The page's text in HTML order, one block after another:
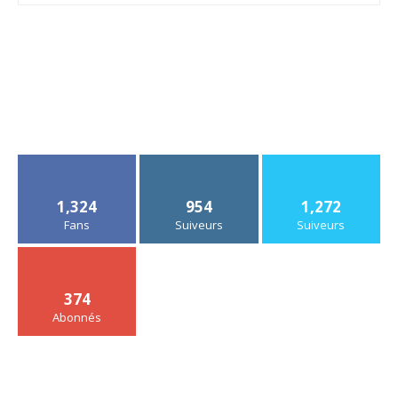
1,324
Fans
954
Suiveurs
1,272
Suiveurs
374
Abonnés